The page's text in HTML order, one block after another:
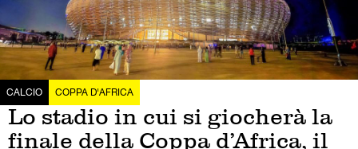
CALCIO COPPA D'AFRICA
Lo stadio in cui si giocherà la
finale della Coppa d’Africa, il